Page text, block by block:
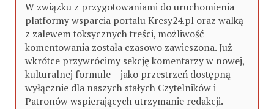
W związku z przygotowaniami do uruchomienia
platformy wsparcia portalu Kresy24.pl oraz walką
z zalewem toksycznych treści, możliwość
komentowania została czasowo zawieszona. Już
wkrótce przywrócimy sekcję komentarzy w nowej,
kulturalnej formule – jako przestrzeń dostępną
wyłącznie dla naszych stałych Czytelników i
Patronów wspierających utrzymanie redakcji.